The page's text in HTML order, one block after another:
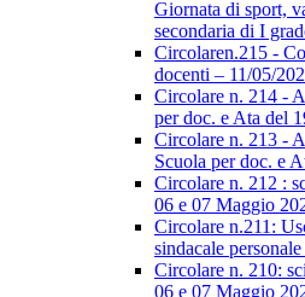
Giornata di sport,
secondaria di I
Circolaren.215 -
docenti – 11/05/
Circolare n. 214 -
per doc. e Ata del
Circolare n. 213 -
Scuola per doc. e
Circolare n. 212 :
06 e 07 Maggio
Circolare n.211:
sindacale
Circolare n. 210:
06 e 07 Maggio